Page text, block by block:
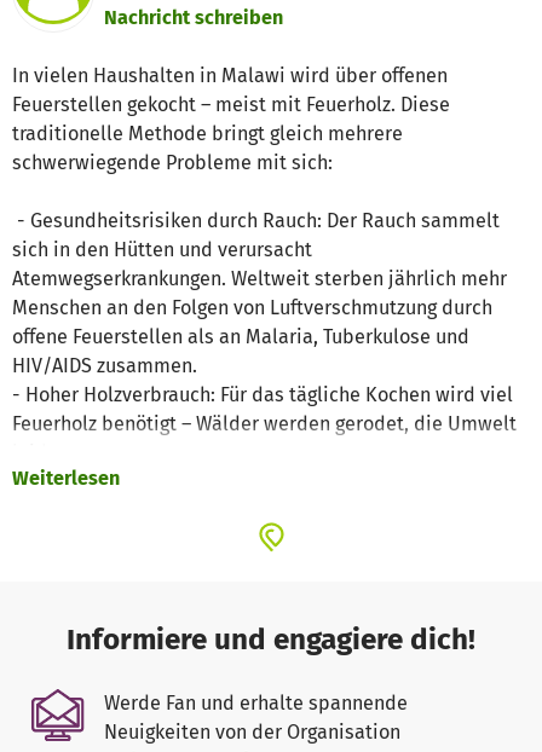
Nachricht schreiben
In vielen Haushalten in Malawi wird über offenen
Feuerstellen gekocht – meist mit Feuerholz. Diese
traditionelle Methode bringt gleich mehrere
schwerwiegende Probleme mit sich:
- Gesundheitsrisiken durch Rauch: Der Rauch sammelt
sich in den Hütten und verursacht
Atemwegserkrankungen. Weltweit sterben jährlich mehr
Menschen an den Folgen von Luftverschmutzung durch
offene Feuerstellen als an Malaria, Tuberkulose und
HIV/AIDS zusammen.
- Hoher Holzverbrauch: Für das tägliche Kochen wird viel
Feuerholz benötigt – Wälder werden gerodet, die Umwelt
- Verbrennungsgefahr: Vor allem kleine Kinder verletzen
hat humission einen langlebigen, einfach zu bauenden
Lehmofen etabliert, der in der Region Benga verbreitet
wird. Der Ofen:
- leitet den Rauch nach außen – deutlich weniger
Weiterlesen
Informiere und engagiere dich!
Werde Fan und erhalte spannende
Neuigkeiten von der Organisation